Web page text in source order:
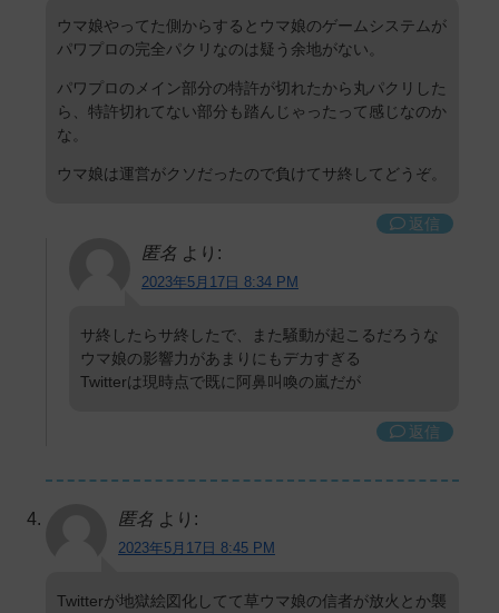
ウマ娘やってた側からするとウマ娘のゲームシステムが
パワプロの完全パクリなのは疑う余地がない。
パワプロのメイン部分の特許が切れたから丸パクリした
ら、特許切れてない部分も踏んじゃったって感じなのか
な。
ウマ娘は運営がクソだったので負けてサ終してどうぞ。
返信
匿名 より:
2023年5月17日 8:34 PM
サ終したらサ終したで、また騒動が起こるだろうな
ウマ娘の影響力があまりにもデカすぎる
Twitterは現時点で既に阿鼻叫喚の嵐だが
返信
匿名 より:
2023年5月17日 8:45 PM
Twitterが地獄絵図化してて草ウマ娘の信者が放火とか襲